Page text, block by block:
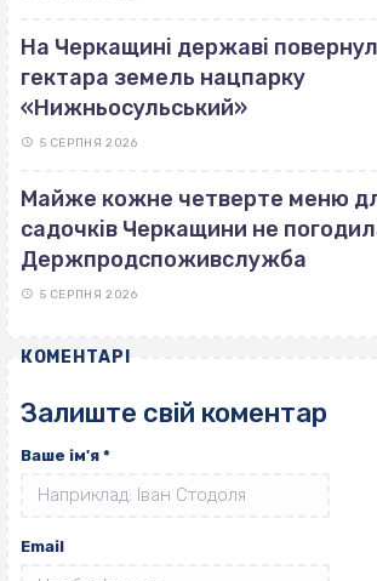
На Черкащині державі
гектара земель нацпарку
«Нижньосульський»
5 СЕРПНЯ 2026
Майже кожне четверте меню
садочків Черкащини не
Держпродспоживслужба
5 СЕРПНЯ 2026
КОМЕНТАРІ
Залиште свій коментар
Ваше ім'я *
Email